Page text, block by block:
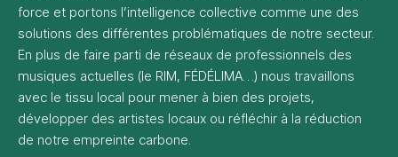
force et portons l’intelligence collective comme une des
solutions des différentes problématiques de notre secteur.
En plus de faire parti de réseaux de professionnels des
musiques actuelles (le RIM, FÉDÉLIMA…) nous travaillons
avec le tissu local pour mener à bien des projets,
développer des artistes locaux ou réfléchir à la réduction
de notre empreinte carbone.